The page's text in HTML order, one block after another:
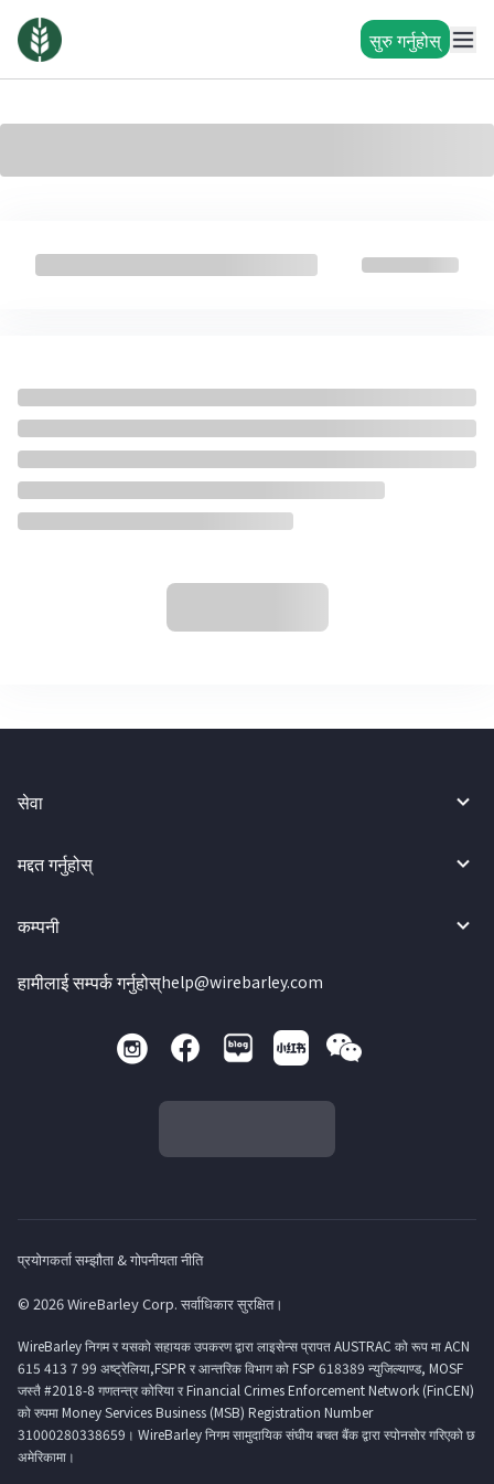
सुरु गर्नुहोस्
सेवा
मद्दत गर्नुहोस्
कम्पनी
हामीलाई सम्पर्क गर्नुहोस्help@wirebarley.com
प्रयोगकर्ता सम्झौता & गोपनीयता नीति
© 2026 WireBarley Corp. सर्वाधिकार सुरक्षित।
WireBarley निगम र यसको सहायक उपकरण द्वारा लाइसेन्स प्रापत AUSTRAC को रूप मा ACN
615 413 7 99 अष्ट्रेलिया,FSPR र आन्तरिक विभाग को FSP 618389 न्युजिल्याण्ड, MOSF
जस्तै #2018-8 गणतन्त्र कोरिया र Financial Crimes Enforcement Network (FinCEN)
को रुपमा Money Services Business (MSB) Registration Number
31000280338659। WireBarley निगम सामुदायिक संघीय बचत बैंक द्वारा स्पोनसोर गरिएको छ
अमेरिकामा।